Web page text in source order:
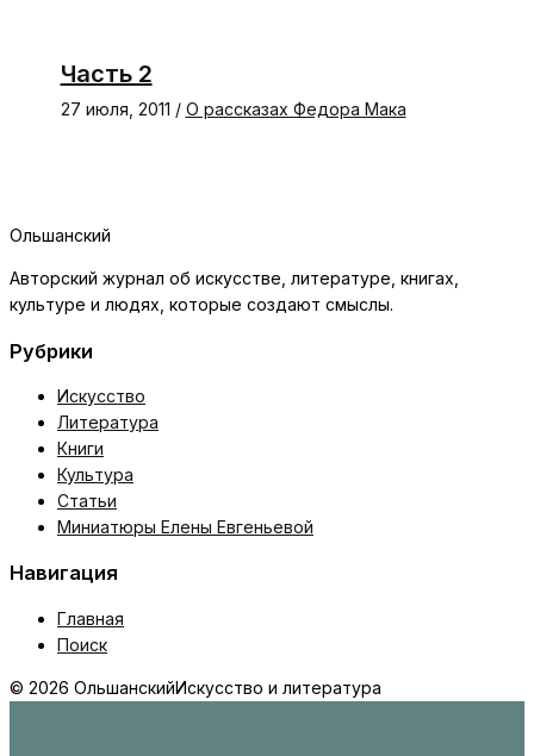
Часть 2
27 июля, 2011 / О рассказах Федора Мака
Ольшанский
Авторский журнал об искусстве, литературе, книгах,
культуре и людях, которые создают смыслы.
Рубрики
Искусство
Литература
Книги
Культура
Статьи
Миниатюры Елены Евгеньевой
Навигация
Главная
Поиск
© 2026 ОльшанскийИскусство и литература